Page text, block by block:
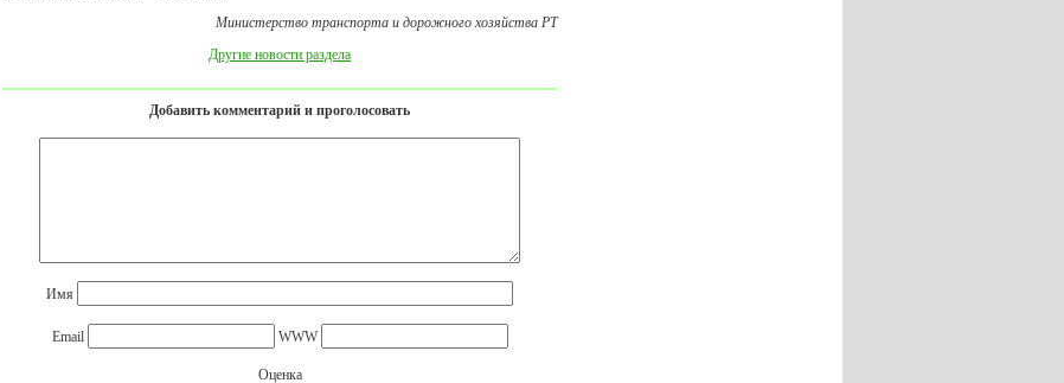
Министерство транспорта и дорожного хозяйства РТ
Другие новости раздела
Добавить комментарий и проголосовать
Имя
Email WWW
Оценка